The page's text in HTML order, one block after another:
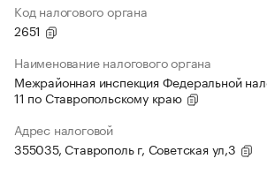
Код налогового органа
2651
Наименование налогового органа
Межрайонная инспекция Федеральной
11 по Ставропольскому краю
Адрес налоговой
355035, Ставрополь г, Советская ул,3